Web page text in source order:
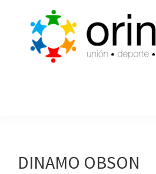
primary
de
DINAMO OBSON